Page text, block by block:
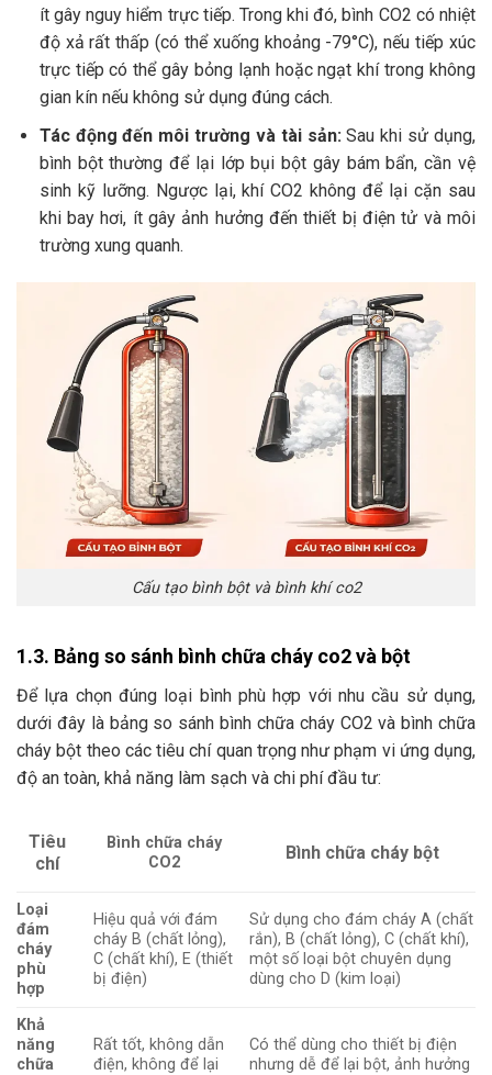
ít gây nguy hiểm trực tiếp. Trong khi đó, bình CO2 có nhiệt
độ xả rất thấp (có thể xuống khoảng -79°C), nếu tiếp xúc
trực tiếp có thể gây bỏng lạnh hoặc ngạt khí trong không
gian kín nếu không sử dụng đúng cách.
Tác động đến môi trường và tài sản: Sau khi sử dụng,
bình bột thường để lại lớp bụi bột gây bám bẩn, cần vệ
sinh kỹ lưỡng. Ngược lại, khí CO2 không để lại cặn sau
khi bay hơi, ít gây ảnh hưởng đến thiết bị điện tử và môi
trường xung quanh.
Cấu tạo bình bột và bình khí co2
1.3. Bảng so sánh bình chữa cháy co2 và bột
Để lựa chọn đúng loại bình phù hợp với nhu cầu sử dụng,
dưới đây là bảng so sánh bình chữa cháy CO2 và bình chữa
cháy bột theo các tiêu chí quan trọng như phạm vi ứng dụng,
độ an toàn, khả năng làm sạch và chi phí đầu tư:
Tiêu
chí
Bình chữa cháy
CO2
Bình chữa cháy bột
Loại
đám
cháy
phù
hợp
Hiệu quả với đám
cháy B (chất lỏng),
C (chất khí), E (thiết
bị điện)
Sử dụng cho đám cháy A (chất
rắn), B (chất lỏng), C (chất khí),
một số loại bột chuyên dụng
dùng cho D (kim loại)
Khả
năng
chữa
Rất tốt, không dẫn
điện, không để lại
Có thể dùng cho thiết bị điện
nhưng dễ để lại bột, ảnh hưởng